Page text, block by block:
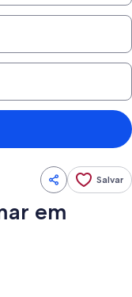
Salvar
em